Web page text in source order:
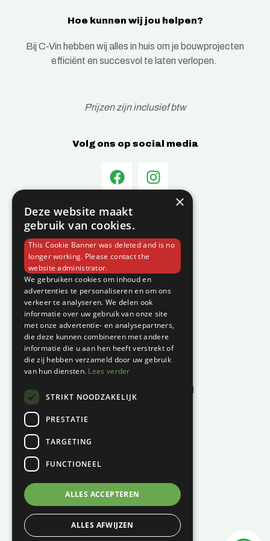
Hoe kunnen wij jou helpen?
Bij C-Vin hebben wij alles in huis om je bouwprojecten
efficiënt en succesvol te laten verlopen.
Prijzen zijn inclusief btw
Volg ons op social media
Informatie
Over C-Vin
Contact
Klantenservice
Garantie en klachten
Betaalmethodes
Privacyverklaring
Algemene voorwaarden
Levertijd en kosten
Herroepingsrecht & bedenktijd
KVK:01124270
BTW:NL001447694B61
06 – 121 815 49
×
Deze website maakt
gebruik van cookies.
This Cookie Banner was deleted and is no
longer working. Please contact the
website administrator.
We gebruiken cookies om inhoud en
advertenties te personaliseren en om ons
verkeer te analyseren. We delen ook
informatie over uw gebruik van onze site
met onze advertentie- en analysepartners,
die deze kunnen combineren met andere
informatie die u aan hen heeft verstrekt of
die zij hebben verzameld door uw gebruik
van hun diensten. Lees verder
STRIKT NOODZAKELIJK
PRESTATIE
TARGETING
FUNCTIONEEL
ALLES ACCEPTEREN
ALLES AFWIJZEN